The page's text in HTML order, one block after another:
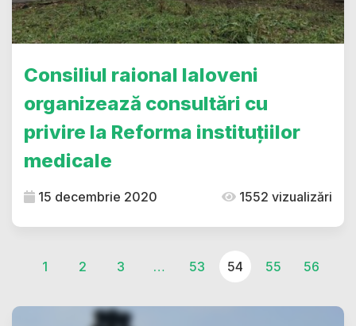
Consiliul raional Ialoveni
organizează consultări cu
privire la Reforma instituțiilor
medicale
15 decembrie 2020 1552 vizualizări
1 2 3 … 53 54 55 56